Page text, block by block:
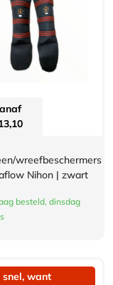
wreefbeschermers
Nihon | zwart
besteld, dinsdag
snel, want